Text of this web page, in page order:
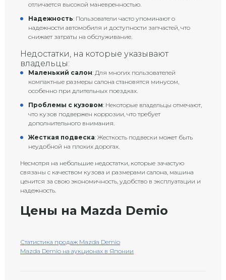
отличается высокой маневренностью.
Надежность: Пользователи часто упоминают о
надежности автомобиля и доступности запчастей, что
снижает затраты на обслуживание.
Недостатки, на которые указывают
владельцы:
Маленький салон: Для многих пользователей
компактные размеры салона становятся минусом,
особенно при длительных поездках.
Проблемы с кузовом: Некоторые владельцы отмечают,
что кузов подвержен коррозии, что требует
дополнительного внимания.
Жесткая подвеска: Жесткость подвески может быть
неудобной на плохих дорогах.
Несмотря на небольшие недостатки, которые зачастую
связаны с качеством кузова и размерами салона, машина
ценится за свою экономичность, удобство в эксплуатации и
надежность.
Цены на Mazda Demio
Статистика продаж Mazda Demio
Mazda Demio на аукционах в Японии